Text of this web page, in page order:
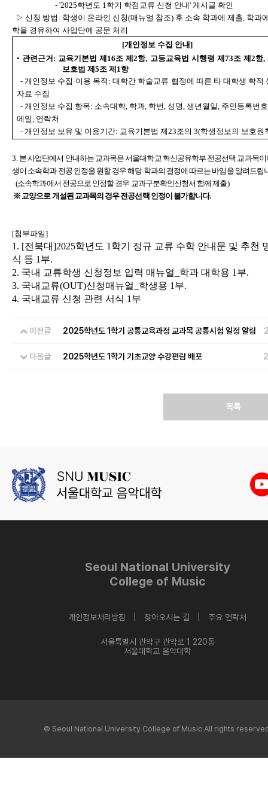
- '2025학년도 1학기 학점교류 신청 안내' 게시글 확인
▷ 신청 방법: 학생이 온라인 신청(매뉴얼 참조) 후 소속 학과에 제출, 학과
학을 경유하여 사업단에 공문 처리
[개인정보 수집 안내]
• 관련근거: 교육기본법 제16조 제2항, 고등교육법 시행령 제73조 제2항,
보호법 제5조 제1항
- 개인정보 수집·이용 목적: 대학간 학술교류 협정에 따른 타 대학생 학적
자료 수집
- 개인정보 수집 항목: 소속대학, 학과, 학번, 성명, 생년월일, 주민등록번
메일, 연락처
- 개인정보 보유 및 이용기간: 교육기본법 제23조의 3(학생정보의 보호원
3. 본 사업단에서 안내하는 교과목은 서울대학교 혁신공유학부 전공선택 교과목이
생이 소속학과 전공 인정을 원할 경우 해당 학과의 결정에 따르는 바임을 알려드립
(소속학과에서 전공으로 인정할 경우 교과구분확인신청서 함께 제출)
※ 교양으로 개설된 교과목의 경우 전공선택 인정이 불가합니다.
[첨부파일]
1. [전북대]2025학년도 1학기 정규 교류 수학 안내문 및 추천
식 등 1부.
2. 국내 교류학생 신청정보 입력 매뉴얼_학과 대학용 1부.
3. 국내교류(OUT)신청매뉴얼_학생용 1부.
4. 국내교류 신청 관련 서식 1부
이전글 2025학년도 1학기 공통교육과정 교과목 공통시험 일정 알림
다음글 2025학년도 1학기 기초교양 수강편람 배포
목록
Seoul National University
College of Music
개인정보처리방침 | 찾아오시는 길 | 주요 연락처
서울특별시 관악구 관악로 1 220동
서울대학교 음악대학
© Seoul National University College of Music All rights